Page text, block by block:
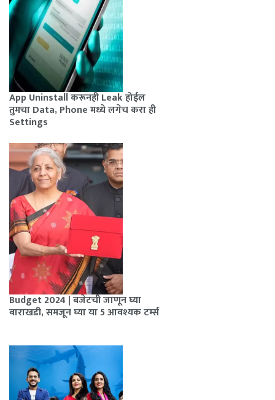
App Uninstall करूनही Leak होईल
तुमचा Data, Phone मध्ये लगेच करा ही
Settings
Budget 2024 | बजेटची जाणून घ्या
बाराखडी, समजून घ्या या 5 आवश्यक टर्म्स